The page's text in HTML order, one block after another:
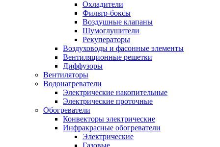
Охладители
Фильтр-боксы
Воздушные клапаны
Шумоглушители
Рекуператоры
Воздуховоды и фасонные элементы
Вентиляционные решетки
Диффузоры
Вентиляторы
Водонагреватели
Электрические накопительные
Электрические проточные
Обогреватели
Конвекторы электрические
Инфракрасные обогреватели
Электрические
Газовые